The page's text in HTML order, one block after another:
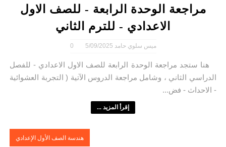
مراجعة الوحدة الرابعة - للصف الاول
الاعدادي - للترم الثاني
ميس سلوي حامد 5/09/2025
0
هنا ستجد مراجعة الوحدة الرابعة للصف الاول الاعدادي - للفصل
الدراسي الثاني ، وشامل مراجعة الدروس الآتية ( التجربة العشوائية
- الاحداث - فض...
إقرأ المزيد ...
هندسة الصف الأول الإعدادي